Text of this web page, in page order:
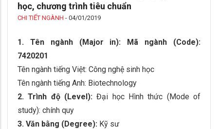
học, chương trình tiêu chuẩn
CHI TIẾT NGÀNH - 04/01/2019
1. Tên ngành (Major in): Mã ngành (Code):
7420201
Tên ngành tiếng Việt: Công nghệ sinh học
Tên ngành tiếng Anh: Biotechnology
2. Trình độ (Level):Đại học Hình thức (Mode of
study): chính quy
3. Văn bằng (Degree): Kỹ sư